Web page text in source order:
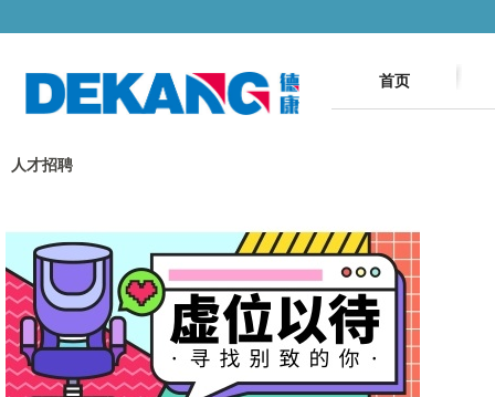
首页
人才招聘